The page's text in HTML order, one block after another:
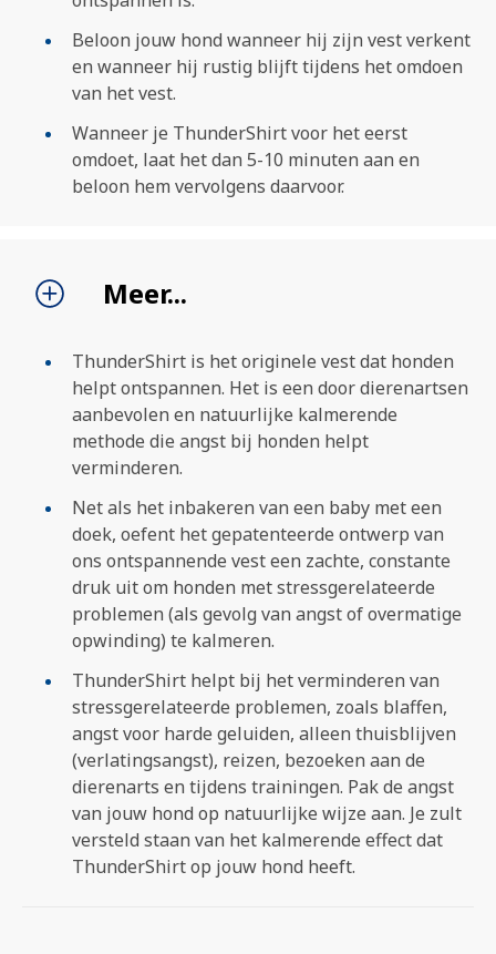
ZOEKEN
Beloon jouw hond wanneer hij zijn vest verkent
en wanneer hij rustig blijft tijdens het omdoen
van het vest.
Wanneer je ThunderShirt voor het eerst
omdoet, laat het dan 5-10 minuten aan en
beloon hem vervolgens daarvoor.
Meer...
ThunderShirt is het originele vest dat honden
helpt ontspannen. Het is een door dierenartsen
aanbevolen en natuurlijke kalmerende
methode die angst bij honden helpt
verminderen.
Net als het inbakeren van een baby met een
doek, oefent het gepatenteerde ontwerp van
ons ontspannende vest een zachte, constante
druk uit om honden met stressgerelateerde
problemen (als gevolg van angst of overmatige
opwinding) te kalmeren.
ThunderShirt helpt bij het verminderen van
stressgerelateerde problemen, zoals blaffen,
angst voor harde geluiden, alleen thuisblijven
(verlatingsangst), reizen, bezoeken aan de
dierenarts en tijdens trainingen. Pak de angst
van jouw hond op natuurlijke wijze aan. Je zult
versteld staan van het kalmerende effect dat
ThunderShirt op jouw hond heeft.